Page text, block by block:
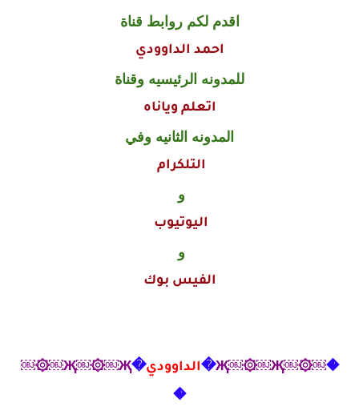
اقدم لكم روابط قناة
احمد الداوودي
للمدونه الرئيسيه وقناة
اتعلم وياناه
المدونه الثانيه وفي
التلكرام
و
اليوتيوب
و
الفيس بوك
�￼۞￼Җ￼۞￼Җ �الداوودي�Җ￼۞￼Җ￼۞￼
�